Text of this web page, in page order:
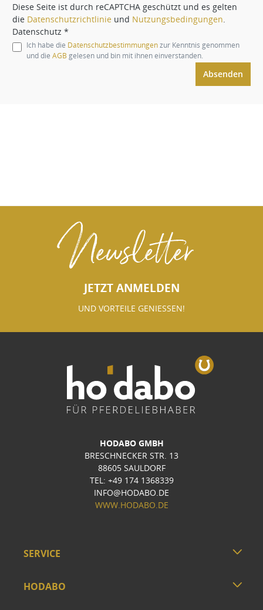
Diese Seite ist durch reCAPTCHA geschützt und es gelten
die Datenschutzrichtlinie und Nutzungsbedingungen
Datenschutz *
Ich habe die Datenschutzbestimmungenzur Kenntnis genommen
und die AGB gelesen und bin mit ihnen einverstanden.
Absenden
Newsletter
JETZT ANMELDEN
UND VORTEILE GENIESSEN!
HODABO GMBH
BRESCHNECKER STR. 13
88605 SAULDORF
TEL: +49 174 1368339
INFO@HODABO.DE
WWW.HODABO.DE
SERVICE
HODABO